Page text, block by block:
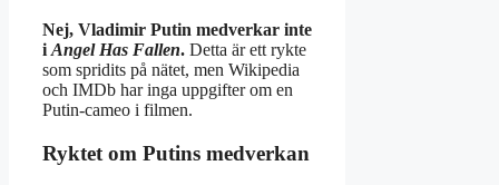
Nej, Vladimir Putin medverkar inte
i Angel Has Fallen. Detta är ett rykte
som spridits på nätet, men Wikipedia
och IMDb har inga uppgifter om en
Putin-cameo i filmen.
Ryktet om Putins medverkan